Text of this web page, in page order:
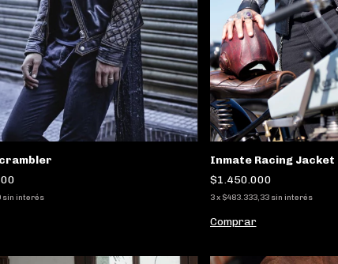
sin interés
Inmate Racing Jacket
$1.450.000
3 x $483.333,33 sin interés
Comprar